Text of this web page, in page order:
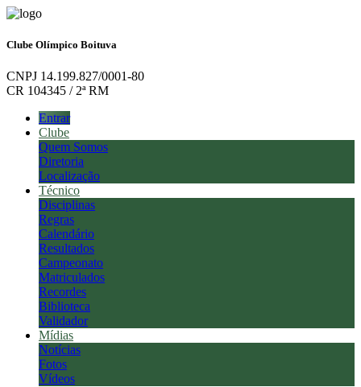
Clube Olímpico Boituva
CNPJ 14.199.827/0001-80
CR 104345 / 2ª RM
Entrar
Clube
Quem Somos
Diretoria
Localização
Técnico
Disciplinas
Regras
Calendário
Resultados
Campeonato
Matriculados
Recordes
Biblioteca
Validador
Mídias
Notícias
Fotos
Vídeos